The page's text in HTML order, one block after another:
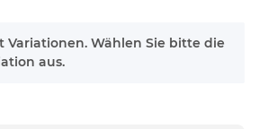
Variationen. Wählen Sie bitte die
aus.